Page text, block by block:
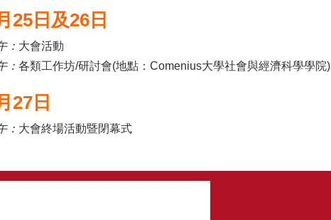
25日及26日
： 大會活動
： 各類工作坊/研討會(地點：Comenius大學社會與經濟科學學院)
27日
： 大會終場活動暨閉幕式